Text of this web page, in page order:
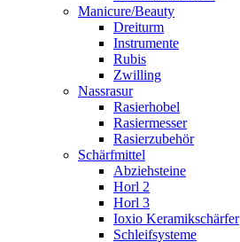
Manicure/Beauty
Dreiturm
Instrumente
Rubis
Zwilling
Nassrasur
Rasierhobel
Rasiermesser
Rasierzubehör
Schärfmittel
Abziehsteine
Horl 2
Horl 3
Ioxio Keramikschärfer
Schleifsysteme